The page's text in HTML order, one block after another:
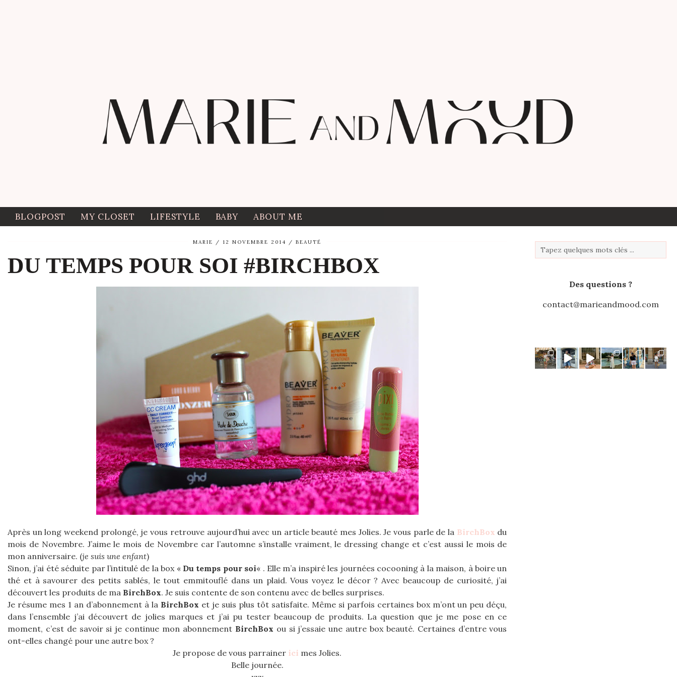
BLOGPOST MY CLOSET LIFESTYLE BABY ABOUT ME
MARIE 12 NOVEMBRE 2014 BEAUTÉ
DU TEMPS POUR SOI #BIRCHBOX
Après un long weekend prolongé, je vous retrouve aujourd’hui avec un article beauté mes Jolies. Je vous parle de la BirchBox du
mois de Novembre. J’aime le mois de Novembre car l’automne s’installe vraiment, le dressing change et c’est aussi le mois de
mon anniversaire. (je suis une enfant)
Sinon, j’ai été séduite par l’intitulé de la box « Du temps pour soi« . Elle m’a inspiré les journées cocooning à la maison, à boire un
thé et à savourer des petits sablés, le tout emmitouflé dans un plaid. Vous voyez le décor ? Avec beaucoup de curiosité, j’ai
découvert les produits de ma BirchBox. Je suis contente de son contenu avec de belles surprises.
Je résume mes 1 an d’abonnement à la BirchBox et je suis plus tôt satisfaite. Même si parfois certaines box m’ont un peu déçu,
dans l’ensemble j’ai découvert de jolies marques et j’ai pu tester beaucoup de produits. La question que je me pose en ce
moment, c’est de savoir si je continue mon abonnement BirchBox ou si j’essaie une autre box beauté. Certaines d’entre vous
ont-elles changé pour une autre box ?
Je propose de vous parrainer ici mes Jolies.
Belle journée.
Des questions ?
contact@marieandmood.com